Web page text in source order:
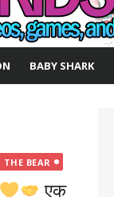
BABY SHARK
BEAR
एक